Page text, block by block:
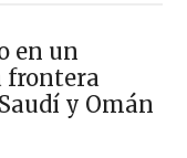
en un
frontera
y Omán